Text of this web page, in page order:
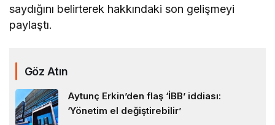
saydığını belirterek hakkındaki son gelişmeyi
paylaştı.
Göz Atın
Aytunç Erkin’den flaş ‘İBB’ iddiası:
‘Yönetim el değiştirebilir’